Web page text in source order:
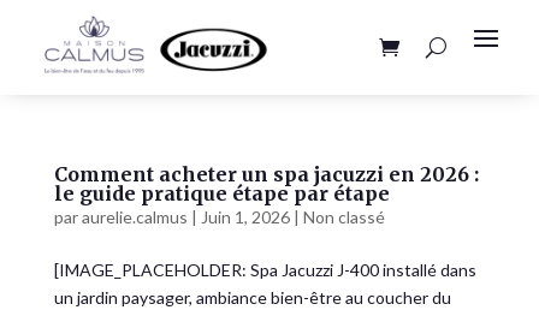
Comment acheter un spa jacuzzi en 2026 :
le guide pratique étape par étape
paraurelie.calmus Juin 1, 2026| Non classé
[IMAGE_PLACEHOLDER: Spa Jacuzzi J-400 installé dans
un jardin paysager, ambiance bien-être au coucher du